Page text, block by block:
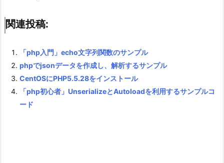
関連投稿:
「php入門」echo文字列関数のサンプル
phpでjsonデータを作成し、解析するサンプル
CentOSにPHP5.5.28をインストール
「php初心者」UnserializeとAutoloadを利用するサンプルコ
ード